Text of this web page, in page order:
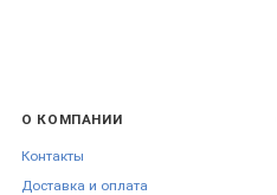
О КОМПАНИИ
Контакты
Доставка и оплата